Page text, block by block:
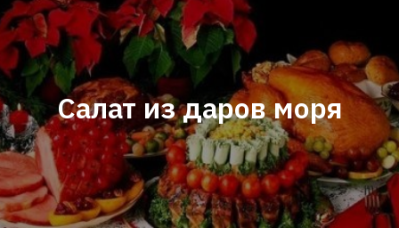
Салат из даров моря